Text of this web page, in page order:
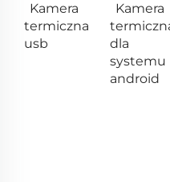
Kamera
termiczna
usb
Kamera
dla
systemu
android